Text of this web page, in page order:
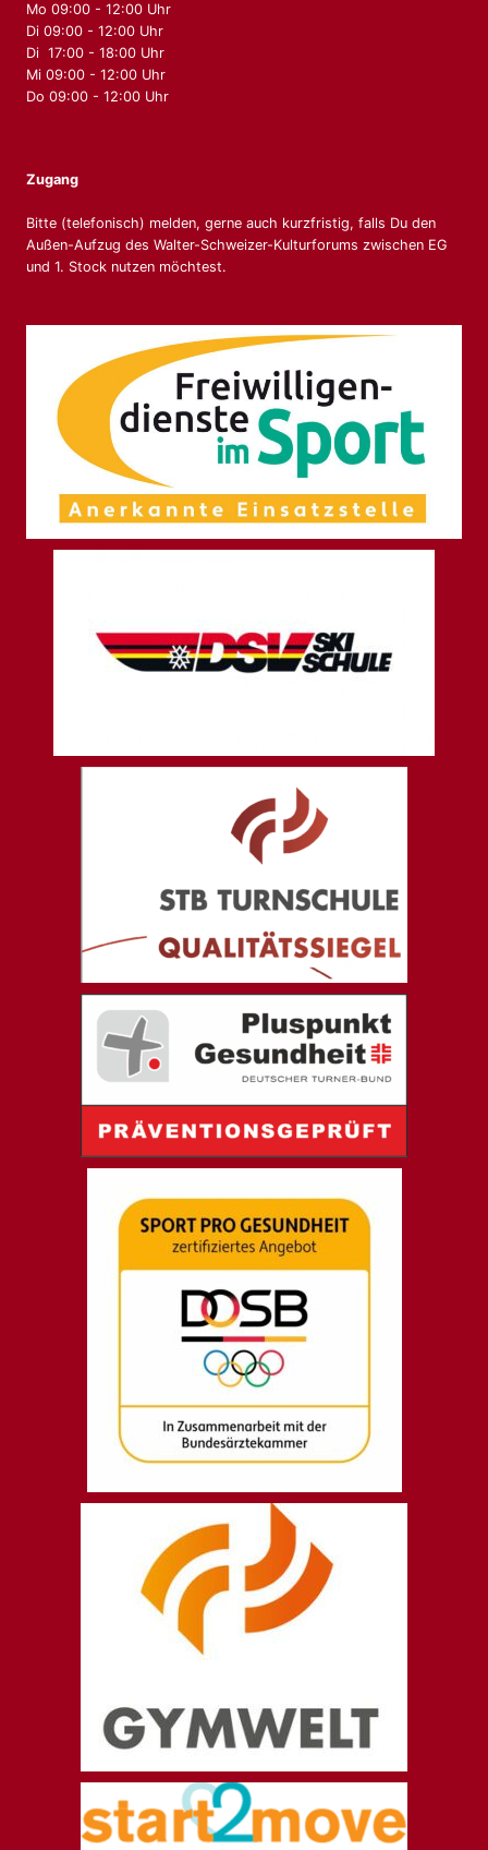
Mo 09:00 - 12:00 Uhr
Di 09:00 - 12:00 Uhr
Di 17:00 - 18:00 Uhr
Mi 09:00 - 12:00 Uhr
Do 09:00 - 12:00 Uhr
Zugang
Bitte (telefonisch) melden, gerne auch kurzfristig, falls Du den
Außen-Aufzug des Walter-Schweizer-Kulturforums zwischen EG
und 1. Stock nutzen möchtest.